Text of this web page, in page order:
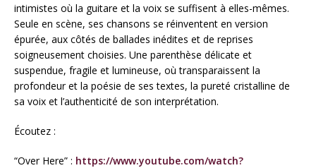
intimistes où la guitare et la voix se suffisent à elles-mêmes.
Seule en scène, ses chansons se réinventent en version
épurée, aux côtés de ballades inédites et de reprises
soigneusement choisies. Une parenthèse délicate et
suspendue, fragile et lumineuse, où transparaissent la
profondeur et la poésie de ses textes, la pureté cristalline de
sa voix et l’authenticité de son interprétation.
Écoutez :
“Over Here” : https://www.youtube.com/watch?